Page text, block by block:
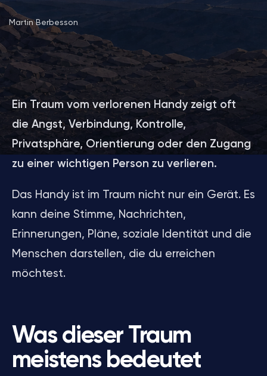
Martin Berbesson
Ein Traum vom verlorenen Handy zeigt oft
die Angst, Verbindung, Kontrolle,
Privatsphäre, Orientierung oder den Zugang
zu einer wichtigen Person zu verlieren.
Das Handy ist im Traum nicht nur ein Gerät. Es
kann deine Stimme, Nachrichten,
Erinnerungen, Pläne, soziale Identität und die
Menschen darstellen, die du erreichen
möchtest.
Was dieser Traum
meistens bedeutet